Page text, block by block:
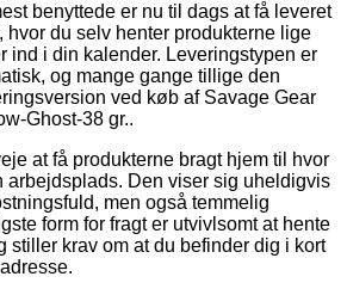
benyttede er nu til dags at få leveret
hvor du selv henter produkterne lige
ind i din kalender. Leveringstypen er
og mange gange tillige den
ved køb af Savage Gear
Ghost-38 gr..
at få produkterne bragt hjem til hvor
arbejdsplads. Den viser sig uheldigvis
men også temmelig
form for fragt er utvivlsomt at hente
stiller krav om at du befinder dig i kort